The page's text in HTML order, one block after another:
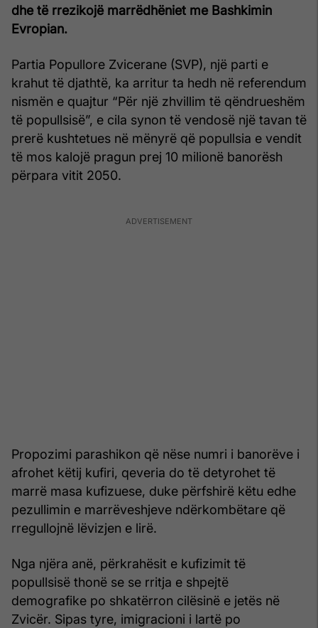
dhe të rrezikojë marrëdhëniet me Bashkimin
Evropian.
Partia Popullore Zvicerane (SVP), një parti e
krahut të djathtë, ka arritur ta hedh në referendum
nismën e quajtur “Për një zhvillim të qëndrueshëm
të popullsisë”, e cila synon të vendosë një tavan të
prerë kushtetues në mënyrë që popullsia e vendit
të mos kalojë pragun prej 10 milionë banorësh
përpara vitit 2050.
Propozimi parashikon që nëse numri i banorëve i
afrohet këtij kufiri, qeveria do të detyrohet të
marrë masa kufizuese, duke përfshirë këtu edhe
pezullimin e marrëveshjeve ndërkombëtare që
rregullojnë lëvizjen e lirë.
Nga njëra anë, përkrahësit e kufizimit të
popullsisë thonë se se rritja e shpejtë
demografike po shkatërron cilësinë e jetës në
Zvicër. Sipas tyre, imigracioni i lartë po